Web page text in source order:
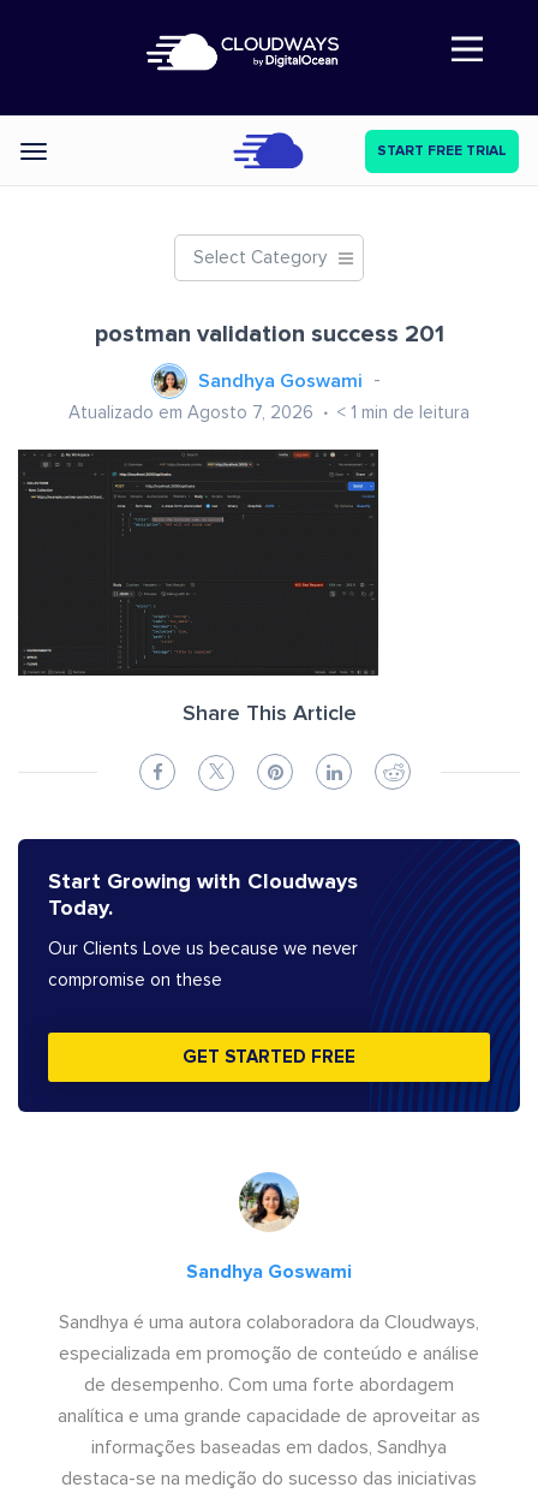
Abre a navegação
Categories START FREE TRIAL
Select Category
postman validation success 201
Sandhya Goswami
Atualizado em Agosto 7, 2026 < 1 min de leitura
Share This Article
Start Growing with Cloudways
Today.
Our Clients Love us because we never
compromise on these
GET STARTED FREE
Sandhya Goswami
Sandhya é uma autora colaboradora da Cloudways,
especializada em promoção de conteúdo e análise
de desempenho. Com uma forte abordagem
analítica e uma grande capacidade de aproveitar as
informações baseadas em dados, Sandhya
destaca-se na medição do sucesso das iniciativas